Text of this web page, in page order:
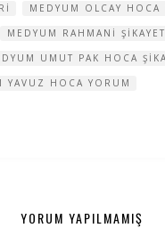
MEDYUM OLCAY HOCA
MEDYUM RAHMANI ŞIKAYET
UMUT PAK HOCA
YAVUZ HOCA YORUM
YORUM YAPILMAMIŞ